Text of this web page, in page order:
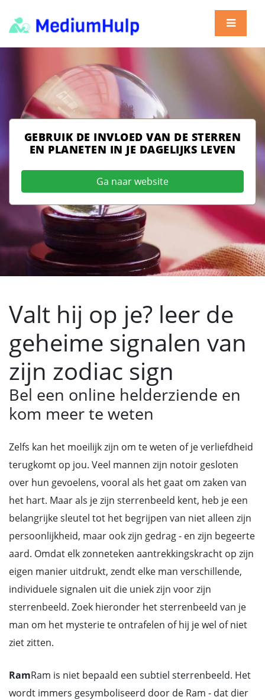
GEBRUIK DE INVLOED VAN DE STERREN
EN PLANETEN IN JE DAGELIJKS LEVEN
Ga naar website
Valt hij op je? leer de
geheime signalen van
zijn zodiac sign
Bel een online helderziende en
kom meer te weten
Zelfs kan het moeilijk zijn om te weten of je verliefdheid
terugkomt op jou. Veel mannen zijn notoir gesloten
over hun gevoelens, vooral als het gaat om zaken van
het hart. Maar als je zijn sterrenbeeld kent, heb je een
belangrijke sleutel tot het begrijpen van niet alleen zijn
persoonlijkheid, maar ook zijn gedrag - en zijn begeerte
aard. Omdat elk zonneteken aantrekkingskracht op zijn
eigen manier uitdrukt, zendt elke man verschillende,
individuele signalen uit die uniek zijn voor zijn
sterrenbeeld. Zoek hieronder het sterrenbeeld van je
man om het mysterie te ontrafelen of hij je wel of niet
ziet zitten.
RamRam is niet bepaald een subtiel sterrenbeeld. Het
wordt immers gesymboliseerd door de Ram - dat dier